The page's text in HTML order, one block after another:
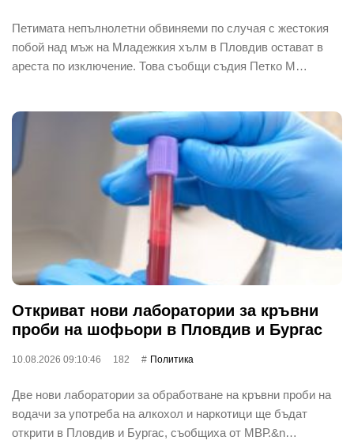
Петимата непълнолетни обвиняеми по случая с жестокия
побой над мъж на Младежкия хълм в Пловдив остават в
ареста по изключение. Това съобщи съдия Петко М…
Откриват нови лаборатории за кръвни
проби на шофьори в Пловдив и Бургас
10.08.2026 09:10:46 182 Политика
Две нови лаборатории за обработване на кръвни проби на
водачи за употреба на алкохол и наркотици ще бъдат
открити в Пловдив и Бургас, съобщиха от МВР.&n…